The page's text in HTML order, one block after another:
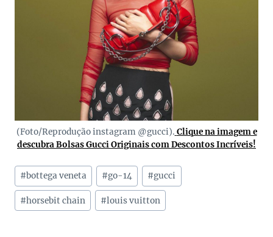
(Foto/Reprodução instagram @gucci). Clique na imagem e
descubra Bolsas Gucci Originais com Descontos Incríveis!
Tags
do
Post:
#bottega veneta #go-14 #gucci
#horsebit chain #louis vuitton